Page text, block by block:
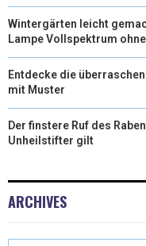
Wintergärten leicht
Lampe Vollspektrum
Entdecke die
mit Muster
Der finstere Ruf des
Unheilstifter gilt
ARCHIVES